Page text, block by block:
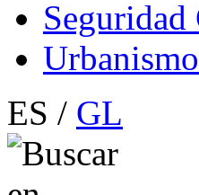
Seguridad
ES / GL